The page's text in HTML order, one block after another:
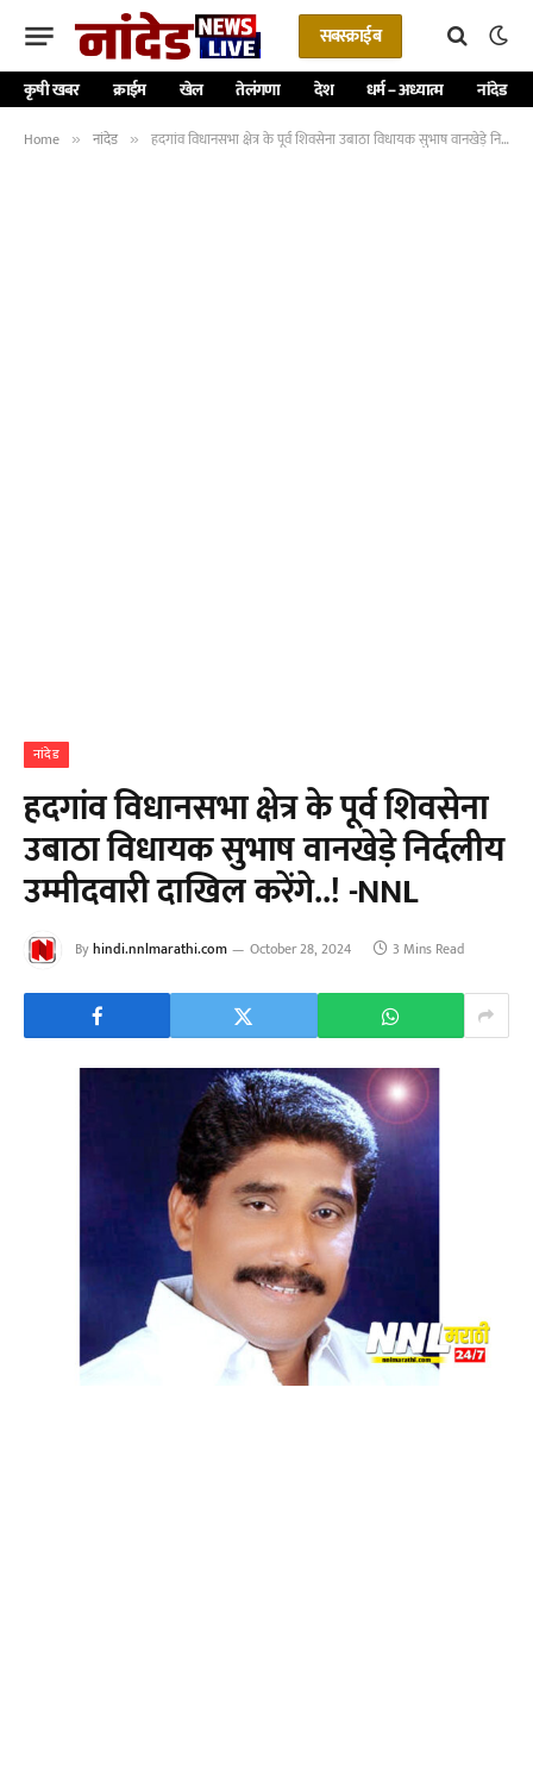
सबस्क्राईब
कृषी खबर क्राईम खेल तेलंगणा देश धर्म – अध्यात्म नांदेड
Home » नांदेड » हदगांव विधानसभा क्षेत्र के पूर्व शिवसेना उबाठा विधायक सुभाष वानखेड़े निर्दलीय उम्मीदवारी दाखिल करेंगे..! -NNL
नांदेड
हदगांव विधानसभा क्षेत्र के पूर्व शिवसेना
उबाठा विधायक सुभाष वानखेड़े निर्दलीय
उम्मीदवारी दाखिल करेंगे..! -NNL
Byhindi.nnlmarathi.com October 28, 2024 3 Mins Read